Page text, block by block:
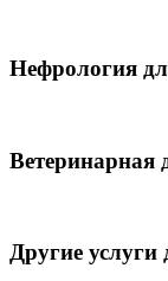
Нефрология
Ветеринарная
Другие